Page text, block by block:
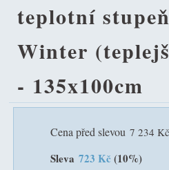
teplotní
Winter
- 135x100cm
Cena před slevou 7 234
Sleva 723 Kč (10%)